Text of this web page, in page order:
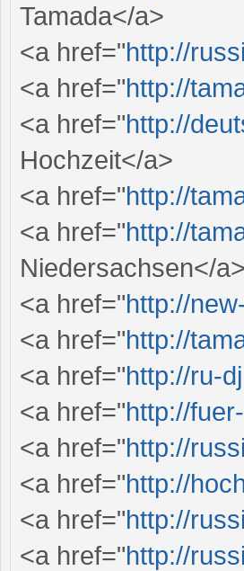
Tamada</a>
<a href="http://
<a href="http://
<a href="http://
Hochzeit</a>
<a href="http://
<a href="http://
Niedersachsen</a>
<a href="http://
<a href="http://
<a href="http://ru-
<a href="http://
<a href="http://
<a href="http://
<a href="http://
<a href="http://